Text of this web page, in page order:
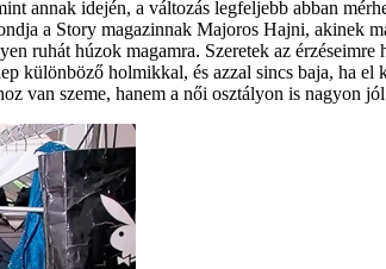
annak idején, a változás legfeljebb abban
a Story magazinnak Majoros Hajni, akinek
ruhát húzok magamra. Szeretek az
különböző holmikkal, és azzal sincs baja, ha
van szeme, hanem a női osztályon is nagyon